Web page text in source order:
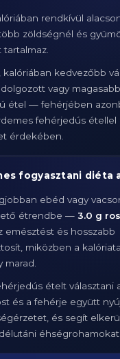
rendkívül
zöldségnél és
kalóriában kedvezőbb
vagy magasabb
étel — fehérjében
fehérjedús étellel
érdekében.
fogyasztani diéta
ebéd vagy
étrendbe —3.0 g
emésztést és hosszabb
miközben a
marad.
ételt választani
és a fehérje együtt
és segít
éhségrohamokat.